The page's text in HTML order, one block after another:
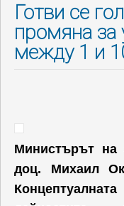
Готви се
промяна за
между 1 и
Министърът на
доц. Михаил